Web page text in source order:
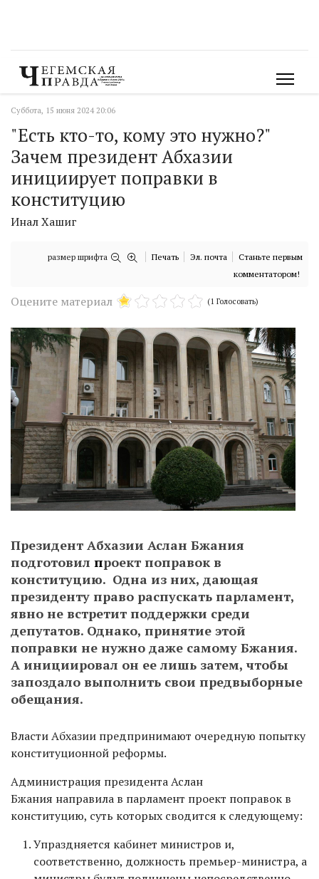
Суббота, 15 июня 2024 20:06
"Есть кто-то, кому это нужно?"
Зачем президент Абхазии
инициирует поправки в
конституцию
Инал Хашиг
размер шрифта Печать Эл. почта
Станьте первым
комментатором!
Оцените материал (1 Голосовать)
Президент Абхазии Аслан Бжания
подготовил проект поправок в
конституцию. Одна из них, дающая
президенту право распускать парламент,
явно не встретит поддержки среди
депутатов. Однако, принятие этой
поправки не нужно даже самому Бжания.
А инициировал он ее лишь затем, чтобы
запоздало выполнить свои предвыборные
обещания.
Власти Абхазии предпринимают очередную попытку
конституционной реформы.
Администрация президента Аслан
Бжания направила в парламент проект поправок в
конституцию, суть которых сводится к следующему:
Упраздняется кабинет министров и,
соответственно, должность премьер-министра, а